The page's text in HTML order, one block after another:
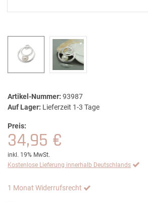
Artikel-Nummer: 93987
Auf Lager: Lieferzeit 1-3 Tage
Preis:
34,95 €
inkl. 19% MwSt.
Kostenlose Lieferung innerhalb Deutschlands
1 Monat Widerrufsrecht